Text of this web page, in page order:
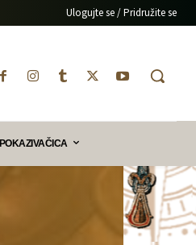
Ulogujte se / Pridružite se
POKAZIVAČICA